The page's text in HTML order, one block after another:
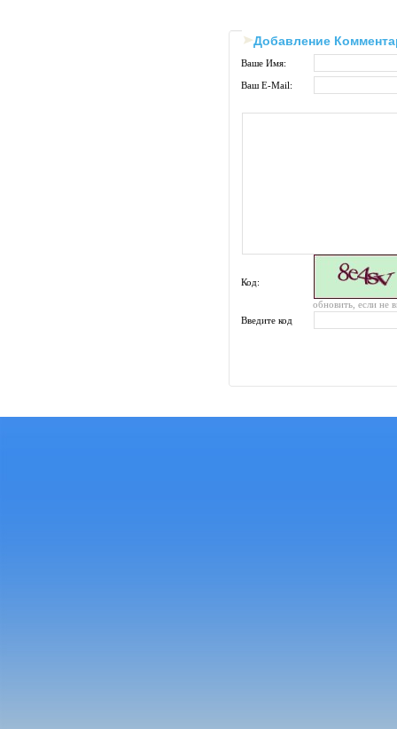
Добавление
Ваше Имя:
Ваш E-Mail:
Код:
обновить, если не
Введите код